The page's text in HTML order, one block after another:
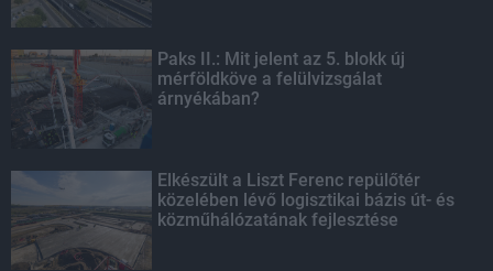
Paks II.: Mit jelent az 5. blokk új
mérföldköve a felülvizsgálat
árnyékában?
Elkészült a Liszt Ferenc repülőtér
közelében lévő logisztikai bázis út- és
közműhálózatának fejlesztése